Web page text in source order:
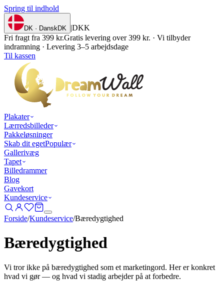
Spring til indhold
DK · DanskDK |DKK
Fri fragt fra 399 kr.Gratis levering over 399 kr. · Vi tilbyder
indramning · Levering 3–5 arbejdsdage
Til kassen
Plakater
Lærredsbilleder
Pakkeløsninger
Skab dit egetPopulær
Gallerivæg
Tapet
Billedrammer
Blog
Gavekort
Kundeservice
Forside/Kundeservice/Bæredygtighed
Bæredygtighed
Vi tror ikke på bæredygtighed som et marketingord. Her er konkret
hvad vi gør — og hvad vi stadig arbejder på at forbedre.